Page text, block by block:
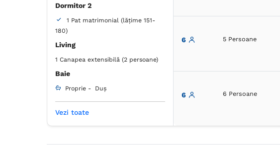
Dormitor 2
1 Pat matrimonial (lățime 151-
180)
Living
1 Canapea extensibilă (2 persoane)
Baie
Proprie - Duș
Dulap
Lenjerie de pat
Prosoape
Hârtie igienică
Oglindă
Vezi toate
6 5 Persoane
6 6 Persoane